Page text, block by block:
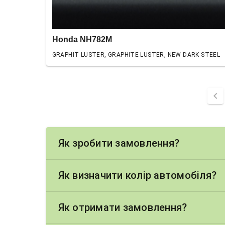
Honda NH782M
GRAPHIT LUSTER, GRAPHITE LUSTER, NEW DARK STEEL
chevron_left
Як зробити замовлення?
Як визначити колір автомобіля?
Як отримати замовлення?